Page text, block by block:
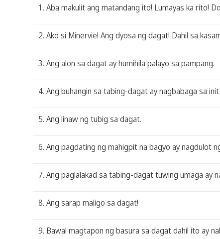
1. Aba makulit ang matandang ito! Lumayas ka rito!
2. Ako si Minervie! Ang dyosa ng dagat! Dahil sa
3. Ang alon sa dagat ay humihila palayo sa pampang.
4. Ang buhangin sa tabing-dagat ay nagbabaga sa
5. Ang linaw ng tubig sa dagat.
6. Ang pagdating ng mahigpit na bagyo ay nagdulot
7. Ang paglalakad sa tabing-dagat tuwing umaga ay
8. Ang sarap maligo sa dagat!
9. Bawal magtapon ng basura sa dagat dahil ito ay